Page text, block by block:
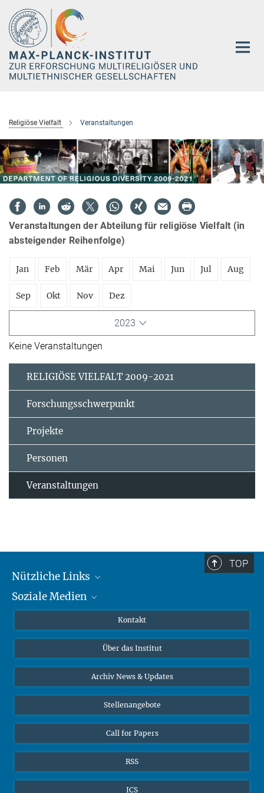
Hauptinhalt
Religiöse Vielfalt Veranstaltungen
Veranstaltungen der Abteilung für religiöse Vielfalt (in
absteigender Reihenfolge)
Jan Feb Mär Apr Mai Jun Jul Aug
Sep Okt Nov Dez
2023
Keine Veranstaltungen
RELIGIÖSE VIELFALT 2009-2021
Forschungsschwerpunkt
Projekte
Personen
Veranstaltungen
TOP
Nützliche Links
MMG Alumni Corner
Online-Vorträge
Interviews zum Thema "Diversity"
Soziale Medien
Bluesky
Kontakt
Über das Institut
Archiv News & Updates
Stellenangebote
Call for Papers
RSS
ICS